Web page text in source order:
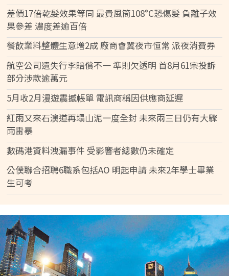
差價17倍乾髮效果等同 最貴風筒108°C恐傷髮 負離子效
果參差 濃度差逾百倍
餐飲業料整體生意增2成 廠商會冀夜市恒常 派夜消費券
航空公司遺失行李賠償不一 準則欠透明 首8月61宗投訴
部分涉款逾萬元
5月收2月漫遊震撼帳單 電訊商稱因供應商延遲
紅雨又來石澳道再塌山泥一度全封 未來兩三日仍有大驟
雨雷暴
數碼港資料洩漏事件 受影響者總數仍未確定
公僕聯合招聘6職系包括AO 明起申請 未來2年學士畢業
生可考